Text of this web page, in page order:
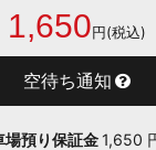
1,650円(税込)
空待ち通知
場預り保証金 1,650